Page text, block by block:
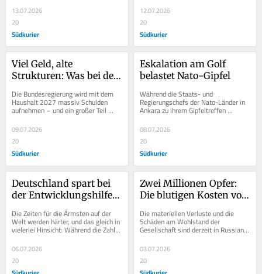
Wenn der leibliche...
13.07.2026
20
Südkurier
Zeitenwende...
12.07.2026
20
Südkurier
Viel Geld, alte
Strukturen: Was bei der
falsch läuft
Die Bundesregierung wird mit dem
Haushalt 2027 massiv Schulden
aufnehmen – und ein großer Teil
davon fließt in die Verteidigung. Die
Folge:...
09.07.2026
20
Südkurier
Eskalation am Golf
belastet Nato-Gipfel
Während die Staats- und
Regierungschefs der Nato-Länder in
Ankara zu ihrem Gipfeltreffen
zusammenkamen, eskalierte die
Lage zwischen den USA und dem...
08.07.2026
20
Südkurier
Deutschland spart bei
der Entwicklungshilfe
– Hilfswerke warnen
vor dramatischen
Folgen
Die Zeiten für die Ärmsten auf der
Welt werden härter, und das gleich in
vielerlei Hinsicht: Während die Zahl
06.07.2026
20
Zwei Millionen Opfer:
Die blutigen Kosten von
Die materiellen Verluste und die
Schäden am Wohlstand der
Gesellschaft sind derzeit in Russland
beobachten. Mit Drohnen...
03.07.2026
20